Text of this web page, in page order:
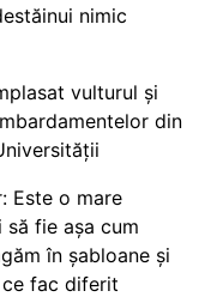
nimic
vulturul și
din
Este o mare
fie așa cum
în șabloane și
fac diferit